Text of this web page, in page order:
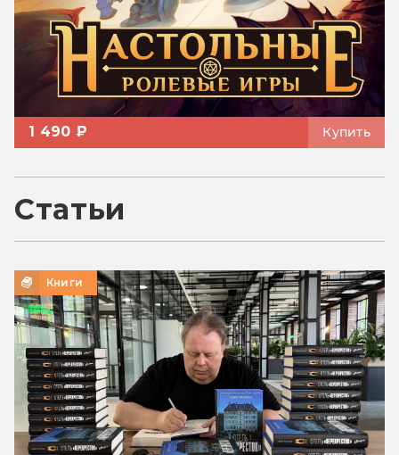
1 490 ₽ Купить
Статьи
Книги